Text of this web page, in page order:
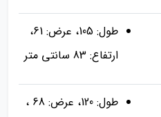
طول: 105، عرض: 61،
ارتفاع: 83 سانتی متر
طول: 120، عرض: 68 ،